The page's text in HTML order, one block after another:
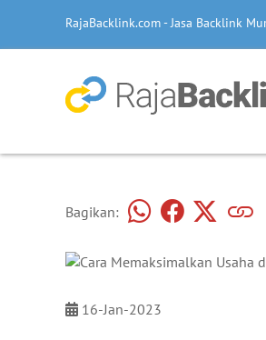
RajaBacklink.com - Jasa Backlink
Bagikan:
16-Jan-2023